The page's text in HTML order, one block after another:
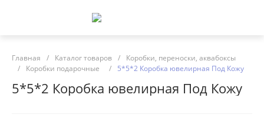
Главная / Каталог товаров /
Коробки, переноски, аквабоксы
/
Коробки подарочные / 5*5*2 Коробка ювелирная Под Кожу
5*5*2 Коробка ювелирная Под Кожу